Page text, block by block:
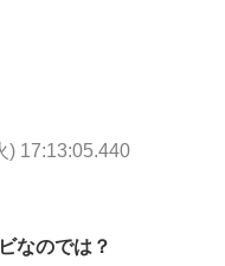
) 17:13:05.440
なのでは？